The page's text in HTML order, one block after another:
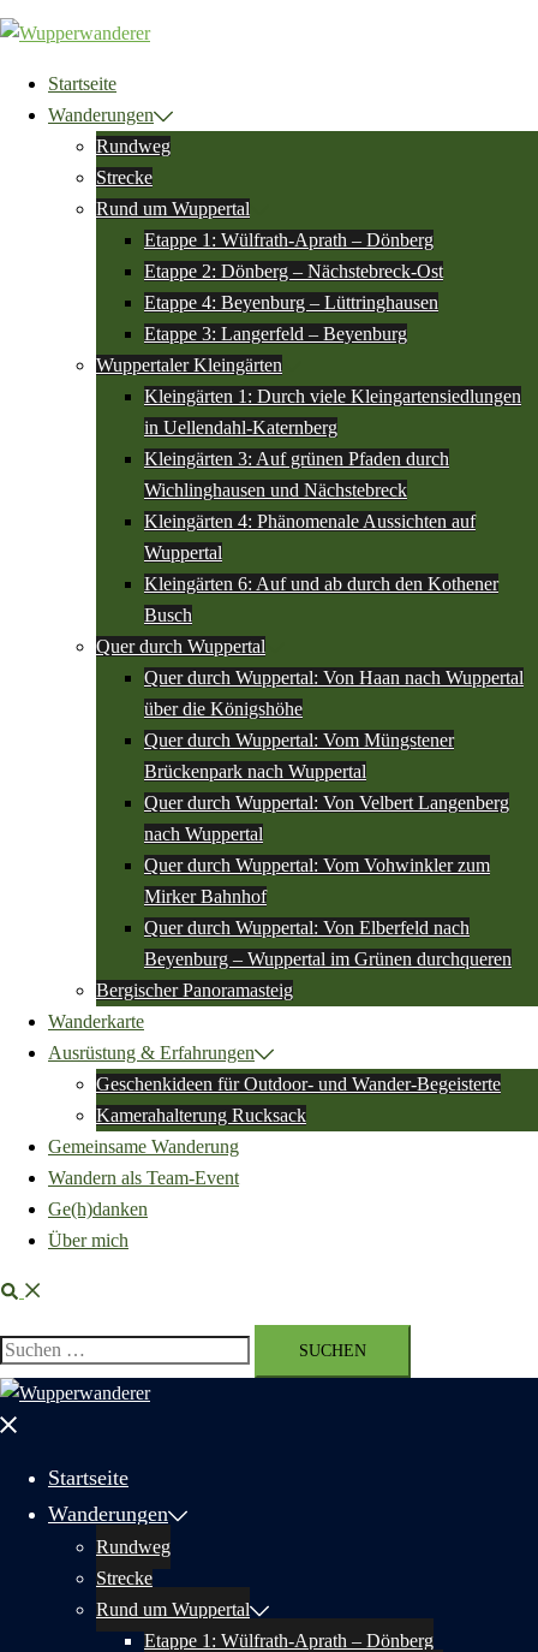
Zum
Inhalt
springenStartseite
Wanderungen
Rundweg
Strecke
Rund um Wuppertal
Etappe 1: Wülfrath-Aprath – Dönberg
Etappe 2: Dönberg – Nächstebreck-Ost
Etappe 4: Beyenburg – Lüttringhausen
Etappe 3: Langerfeld – Beyenburg
Wuppertaler Kleingärten
Kleingärten 1: Durch viele Kleingartensiedlungen
in Uellendahl-Katernberg
Kleingärten 3: Auf grünen Pfaden durch
Wichlinghausen und Nächstebreck
Kleingärten 4: Phänomenale Aussichten auf
Wuppertal
Kleingärten 6: Auf und ab durch den Kothener
Busch
Quer durch Wuppertal
Quer durch Wuppertal: Von Haan nach Wuppertal
über die Königshöhe
Quer durch Wuppertal: Vom Müngstener
Brückenpark nach Wuppertal
Quer durch Wuppertal: Von Velbert Langenberg
nach Wuppertal
Quer durch Wuppertal: Vom Vohwinkler zum
Mirker Bahnhof
Quer durch Wuppertal: Von Elberfeld nach
Beyenburg – Wuppertal im Grünen durchqueren
Bergischer Panoramasteig
Wanderkarte
Ausrüstung & Erfahrungen
Geschenkideen für Outdoor- und Wander-Begeisterte
Kamerahalterung Rucksack
Gemeinsame Wanderung
Wandern als Team-Event
Ge(h)danken
Über mich
Suche
Suchen
nach:
Menü
Startseite
Wanderungen
Rundweg
Strecke
Rund um Wuppertal
Etappe 1: Wülfrath-Aprath – Dönberg